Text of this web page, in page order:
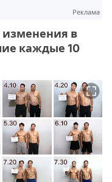
Реклама
в
каждые 10